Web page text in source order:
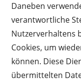
Daneben
verantwortliche
Nutzerverhaltens
Cookies, um
können. Diese
übermittelten